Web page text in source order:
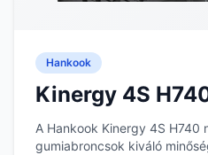
Hankook
Kinergy 4S
A Hankook Kinergy 4S H740
gumiabroncsok kiváló